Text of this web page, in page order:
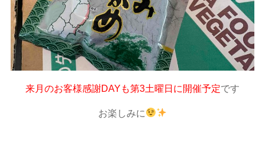
来月のお客様感謝DAYも第3土曜日に開催予定です
お楽しみに